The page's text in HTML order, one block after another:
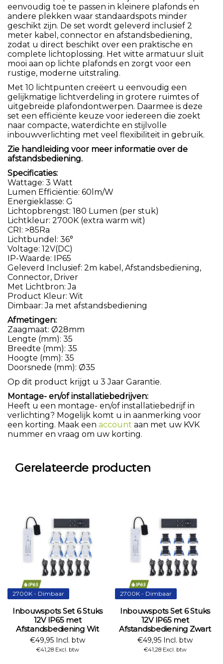
eenvoudig toe te passen in kleinere plafonds en
andere plekken waar standaardspots minder
geschikt zijn. De set wordt geleverd inclusief 2
meter kabel, connector en afstandsbediening,
zodat u direct beschikt over een praktische en
complete lichtoplossing. Het witte armatuur sluit
mooi aan op lichte plafonds en zorgt voor een
rustige, moderne uitstraling.
Met 10 lichtpunten creëert u eenvoudig een
gelijkmatige lichtverdeling in grotere ruimtes of
uitgebreide plafondontwerpen. Daarmee is deze
set een efficiënte keuze voor iedereen die zoekt
naar compacte, waterdichte en stijlvolle
inbouwverlichting met veel flexibiliteit in gebruik.
Zie handleiding voor meer informatie over de
afstandsbediening.
Specificaties:
Wattage: 3 Watt
Lumen Efficiëntie: 60lm/W
Energieklasse: G
Lichtopbrengst: 180 Lumen (per stuk)
Lichtkleur: 2700K (extra warm wit)
CRI: >85Ra
Lichtbundel: 36°
Voltage: 12V(DC)
IP-Waarde: IP65
Geleverd Inclusief: 2m kabel, Afstandsbediening,
Connector, Driver
Met Lichtbron: Ja
Product Kleur: Wit
Dimbaar: Ja met afstandsbediening
Afmetingen:
Zaagmaat: Ø28mm
Lengte (mm): 35
Breedte (mm): 35
Hoogte (mm): 35
Doorsnede (mm): Ø35
Op dit product krijgt u 3 Jaar Garantie.
Montage- en/of installatiebedrijven:
Heeft u een montage- en/of installatiebedrijf in
verlichting? Mogelijk komt u in aanmerking voor
een korting. Maak een account aan met uw KVK
nummer en vraag om uw korting.
Gerelateerde producten
2700K - Dimbaar
Inbouwspots Set 6 Stuks
12V IP65 met
Afstandsbediening Wit
€49,95 Incl. btw
€41,28 Excl. btw
2700K - Dimbaar
Inbouwspots Set 6 Stuks
12V IP65 met
Afstandsbediening Zwart
€49,95 Incl. btw
€41,28 Excl. btw